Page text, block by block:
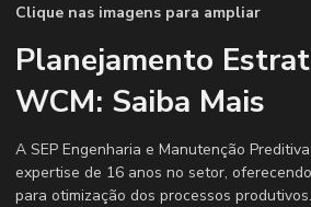
Clique nas imagens para ampliar
Planejamento
WCM: Saiba Mais
A SEP Engenharia e Manutenção
expertise de 16 anos no setor,
para otimização dos processos produtivos.